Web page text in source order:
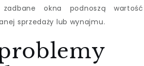
okna podnoszą wartość
sprzedaży lub wynajmu.
problemy